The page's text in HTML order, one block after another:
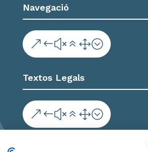
Navegació
&#x61;
Textos Legals
&#x61;